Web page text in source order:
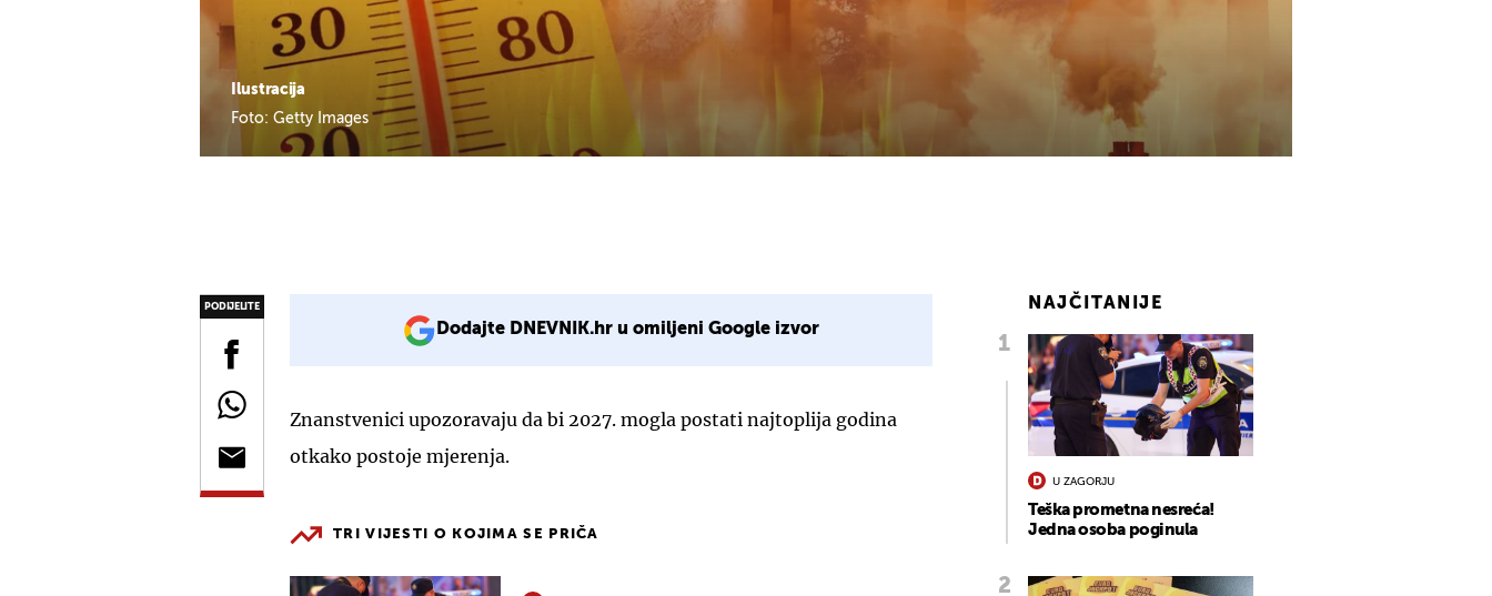
Ilustracija
Foto: Getty Images
PODIJELITE
Dodajte DNEVNIK.hr u omiljeni Google izvor
Znanstvenici upozoravaju da bi 2027. mogla postati najtoplija godina
otkako postoje mjerenja.
TRI VIJESTI O KOJIMA SE PRIČA
NAJČITANIJE
U ZAGORJU
Teška prometna nesreća!
Jedna osoba poginula